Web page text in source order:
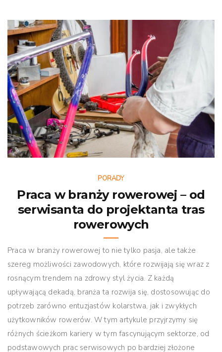
PORADY
Praca w branży rowerowej – od
serwisanta do projektanta tras
rowerowych
Praca w branży rowerowej to nie tylko pasja, ale także
szereg możliwości zawodowych, które rozwijają się wraz z
rosnącym trendem na zdrowy styl życia. Z każdą
upływającą dekadą, branża ta rozwija się, dostosowując do
potrzeb zarówno entuzjastów kolarstwa, jak i zwykłych
użytkowników rowerów. W tym artykule przyjrzymy się
różnych ścieżkom kariery w tym fascynującym sektorze, od
podstawowych prac serwisowych po bardziej złożone